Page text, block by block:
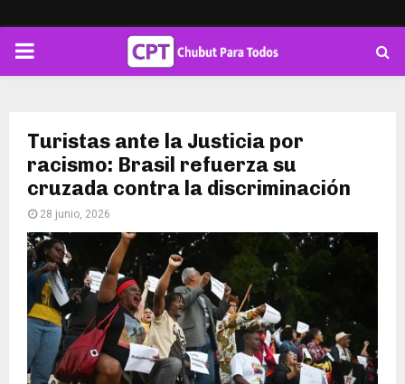
PRIMARY
Turistas ante la Justicia por
racismo: Brasil refuerza su
cruzada contra la discriminación
28 junio, 2026